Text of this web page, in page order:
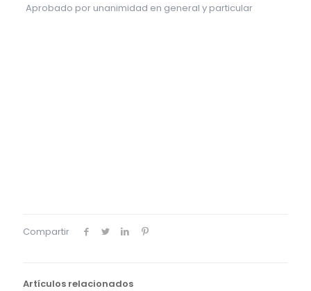
Aprobado por unanimidad en general y particular
Compartir
Artículos relacionados